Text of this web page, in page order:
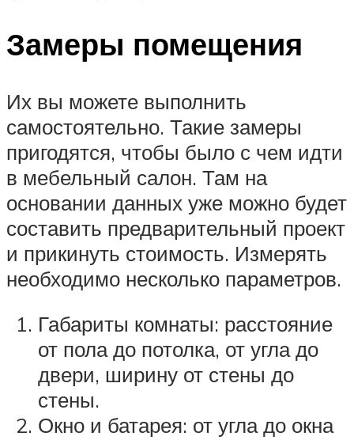
Замеры помещения
Их вы можете выполнить
самостоятельно. Такие замеры
пригодятся, чтобы было с чем идти
в мебельный салон. Там на
основании данных уже можно будет
составить предварительный проект
и прикинуть стоимость. Измерять
необходимо несколько параметров.
Габариты комнаты: расстояние
от пола до потолка, от угла до
двери, ширину от стены до
стены.
Окно и батарея: от угла до окна